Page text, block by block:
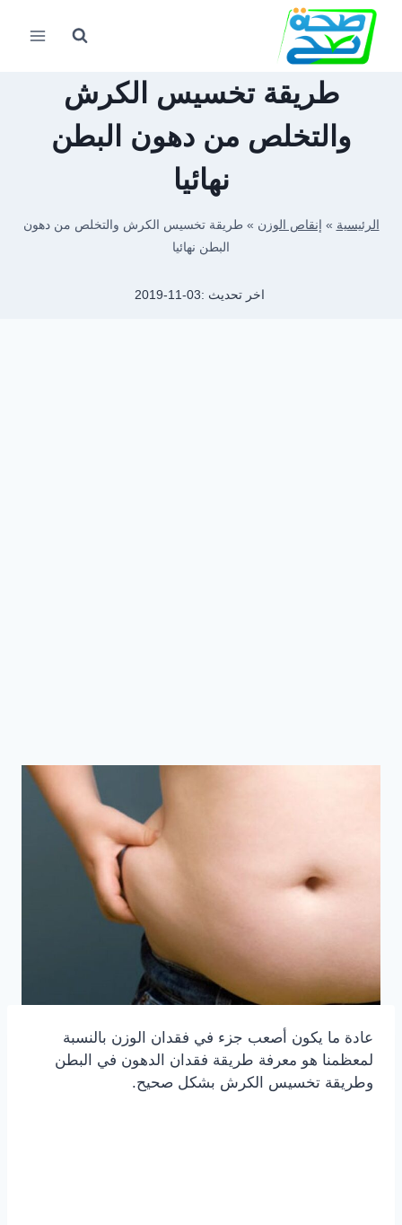
التجاوز
المحتوى
طريقة تخسيس الكرش
والتخلص من دهون البطن
نهائيا
الرئيسية » إنقاص الوزن »طريقة تخسيس الكرش والتخلص من دهون
البطن نهائيا
اخر تحديث :2019-11-03
عادة ما يكون أصعب جزء في فقدان الوزن بالنسبة
لمعظمنا هو معرفة طريقة فقدان الدهون في البطن
وطريقة تخسيس الكرش بشكل صحيح.